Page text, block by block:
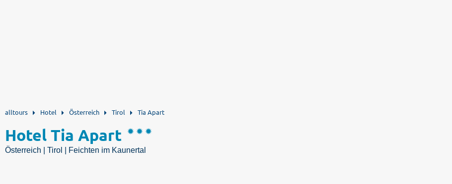
alltours Hotel Österreich Tirol Tia Apart
Hotel Tia Apart
Österreich | Tirol | Feichten im Kaunertal